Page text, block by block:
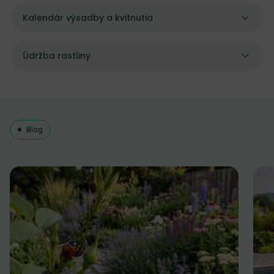
Kalendár výsadby a kvitnutia
Údržba rastliny
Blog